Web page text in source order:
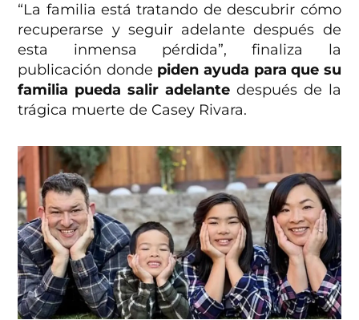
“La familia está tratando de descubrir cómo
recuperarse y seguir adelante después de
esta inmensa pérdida”, finaliza la
publicación donde piden ayuda para que su
familia pueda salir adelante después de la
trágica muerte de Casey Rivara.